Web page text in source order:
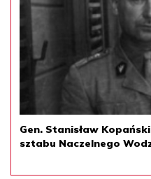
Gen. Stanisław
sztabu Naczelnego